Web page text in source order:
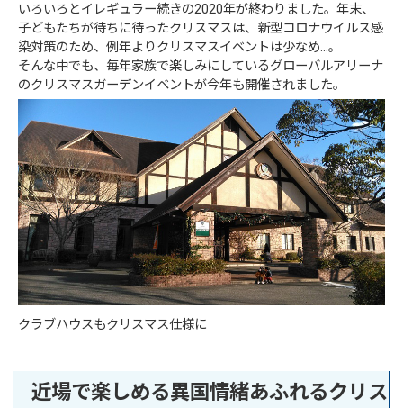
いろいろとイレギュラー続きの2020年が終わりました。年末、
子どもたちが待ちに待ったクリスマスは、新型コロナウイルス感
染対策のため、例年よりクリスマスイベントは少なめ…。
そんな中でも、毎年家族で楽しみにしているグローバルアリーナ
のクリスマスガーデンイベントが今年も開催されました。
クラブハウスもクリスマス仕様に
近場で楽しめる異国情緒あふれるクリス